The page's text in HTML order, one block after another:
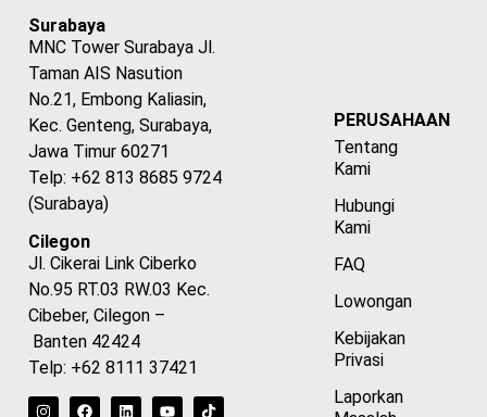
Surabaya
MNC Tower Surabaya Jl.
Taman AIS Nasution
No.21, Embong Kaliasin,
Kec. Genteng, Surabaya,
Jawa Timur 60271
Telp: +62 813 8685 9724
(Surabaya)
Cilegon
Jl. Cikerai Link Ciberko
No.95 RT.03 RW.03 Kec.
Cibeber, Cilegon –
Banten 42424
Telp: +62 8111 37421
PERUSAHAAN
Tentang
Kami
Hubungi
Kami
FAQ
Lowongan
Kebijakan
Privasi
Laporkan